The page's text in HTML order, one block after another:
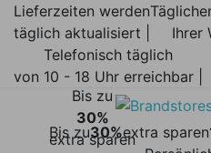
Lieferzeiten werden
täglich aktualisiert |
Ihrer
Telefonisch täglich
von 10 - 18 Uhr erreichbar |
Bis zu30%extra sparen
Bis zu
30%
extra sparen